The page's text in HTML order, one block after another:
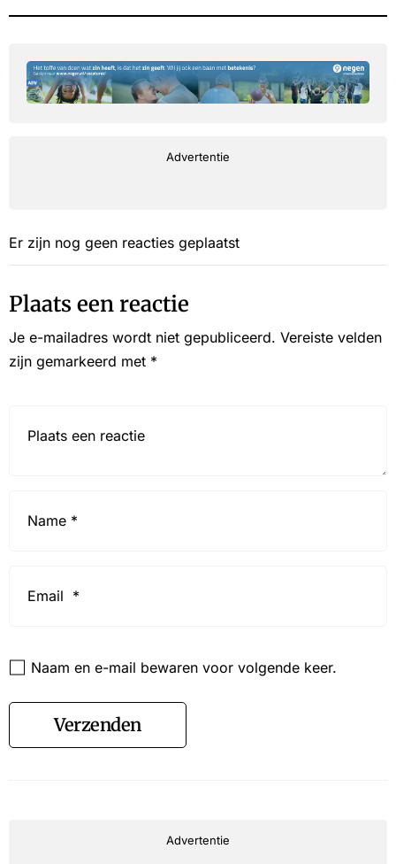
Advertentie
Er zijn nog geen reacties geplaatst
Plaats een reactie
Je e-mailadres wordt niet gepubliceerd. Vereiste velden
zijn gemarkeerd met *
Naam en e-mail bewaren voor volgende keer.
Verzenden
Advertentie